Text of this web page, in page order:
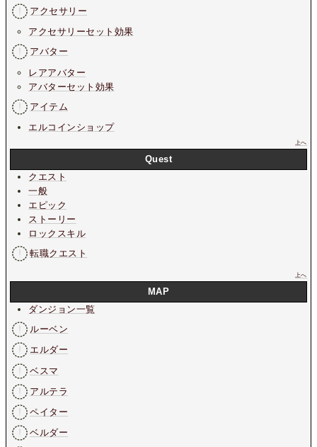
アクセサリー
アクセサリーセット効果
アバター
レアアバター
アバターセット効果
アイテム
エルコインショップ
上へ
Quest
クエスト
一般
エピック
ストーリー
ロックスキル
転職クエスト
上へ
MAP
ダンジョン一覧
ルーベン
エルダー
ベスマ
アルテラ
ペイター
ベルダー